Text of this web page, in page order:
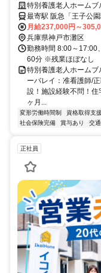
扶養手当充実◆残業少な
徒歩7分♪採用強化中【神
特別養護老人ホームブ
最寄駅 阪急「王子公
月給237,000円～
兵庫県神戸市灘区
勤務時間 8:00～
60分 ※残業ほぼなし
特別養護老人ホーム
ーバレイ：准看護師/
設！施設経験不問！
ヶ月...
変形労働時間制 資格取得支
社会保険完備
賞与あり 交
正社員